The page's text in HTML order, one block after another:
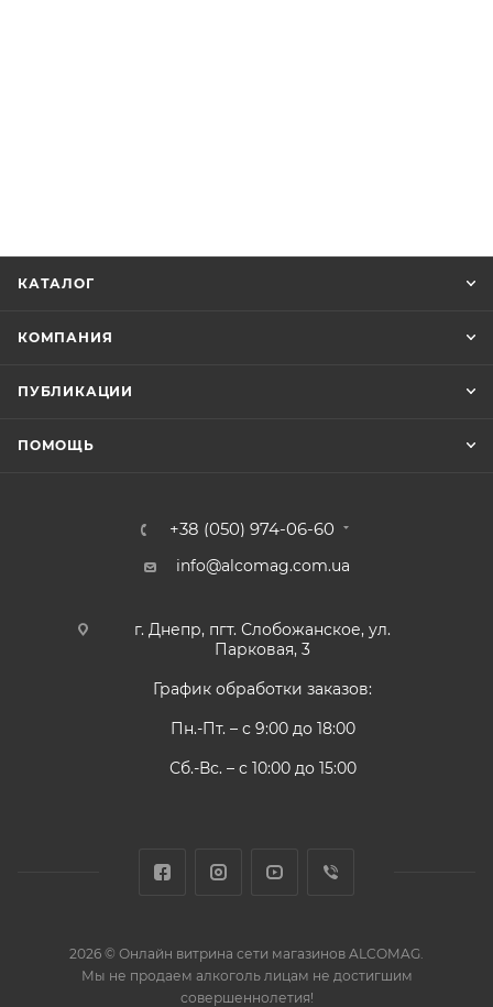
КАТАЛОГ
КОМПАНИЯ
ПУБЛИКАЦИИ
ПОМОЩЬ
+38 (050) 974-06-60
info@alcomag.com.ua
г. Днепр, пгт. Слобожанское, ул.
Парковая, 3
График обработки заказов:
Пн.-Пт. – с 9:00 до 18:00
Сб.-Вс. – с 10:00 до 15:00
2026 © Онлайн витрина сети магазинов ALCOMAG.
Мы не продаем алкоголь лицам не достигшим
совершеннолетия!